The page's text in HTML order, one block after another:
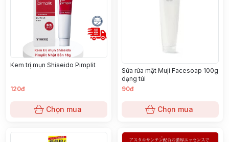
Kem trị mụn Shiseido Pimplit
120đ
Chọn mua
Sữa rửa mặt Muji Facesoap 100g
dạng túi
90đ
Chọn mua